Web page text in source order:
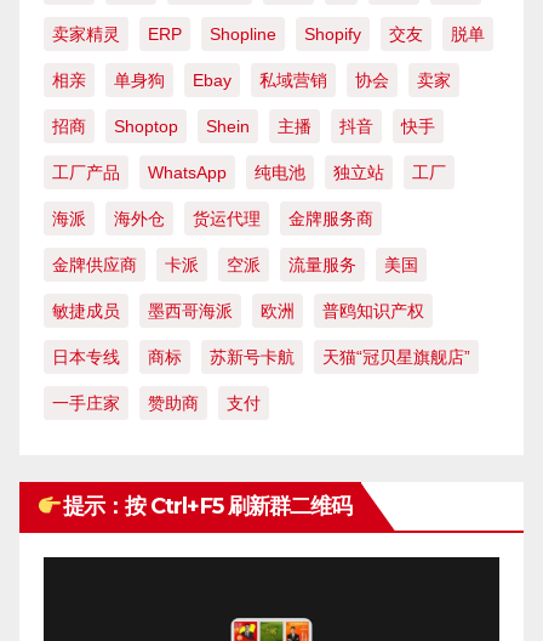
卖家精灵 ERP Shopline Shopify 交友 脱单
相亲 单身狗 Ebay 私域营销 协会 卖家
招商 Shoptop Shein 主播 抖音 快手
工厂产品 WhatsApp 纯电池 独立站 工厂
海派 海外仓 货运代理 金牌服务商
金牌供应商 卡派 空派 流量服务 美国
敏捷成员 墨西哥海派 欧洲 普鸥知识产权
日本专线 商标 苏新号卡航 天猫“冠贝星旗舰店”
一手庄家 赞助商 支付
提示：按 Ctrl+F5 刷新群二维码